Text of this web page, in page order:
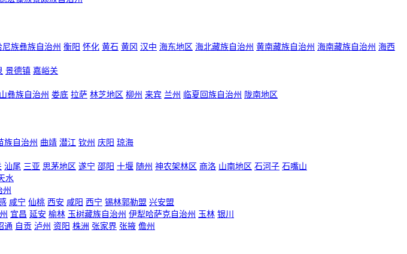
族彝族自治州 衡阳 怀化 黄石 黄冈 汉中 海东地区 海北藏族自治州 黄南藏族自治州 海南藏族自治州 海西
景德镇 嘉峪关
彝族自治州 娄底 拉萨 林芝地区 柳州 来宾 兰州 临夏回族自治州 陇南地区
族自治州 曲靖 潜江 钦州 庆阳 琼海
汕尾 三亚 思茅地区 遂宁 邵阳 十堰 随州 神农架林区 商洛 山南地区 石河子 石嘴山
水
州
咸宁 仙桃 西安 咸阳 西宁 锡林郭勒盟 兴安盟
宜昌 延安 榆林 玉树藏族自治州 伊犁哈萨克自治州 玉林 银川
通 自贡 泸州 资阳 株洲 张家界 张掖 儋州